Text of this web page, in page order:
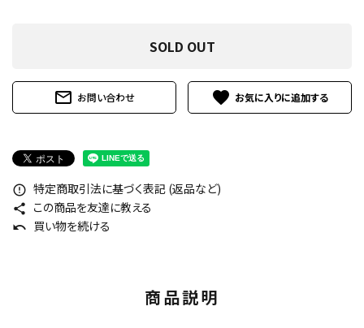
SOLD OUT
mail_outline お問い合わせ favorite
error_outline 特定商取引法に基づく表記 (返品など)
share この商品を友達に教える
undo 買い物を続ける
商品説明